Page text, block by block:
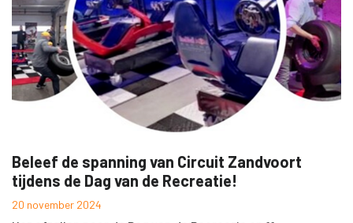
Beleef de spanning van Circuit Zandvoort
tijdens de Dag van de Recreatie!
20 november 2024